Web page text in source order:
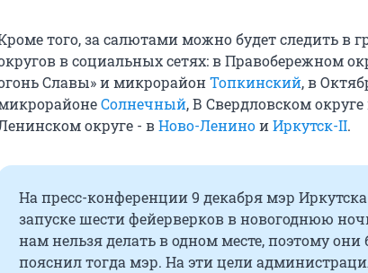
того, за салютами можно будет следить в
в социальных сетях: в Правобережном
Славы» и микрорайонТопкинский, в
Солнечный, В Свердловском округе
округе - вНово-ЛениноиИркутск-II.
На пресс-конференции 9 декабря мэр
запуске шести фейерверков в новогоднюю
нам нельзя делать в одном месте, поэтому они
пояснил тогда мэр. На эти цели